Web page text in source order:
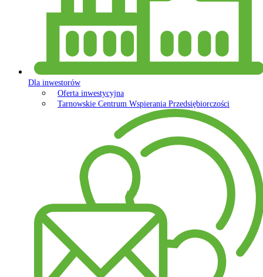
Dla inwestorów
Oferta inwestycyjna
Tarnowskie Centrum Wspierania Przedsiębiorczości